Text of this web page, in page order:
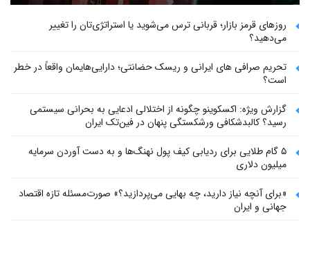
روزهای قرمز بازار؛ قربانی ترس می‌شوید یا استراتژی‌تان را تغییر
می‌دهید؟
تحریم صرافی های ایرانی و ریسک حضانتی؛ دارایی‌هایمان واقعاً در خطر
است؟
گزارش ویژه: اکسکوینو چگونه از اختلالی ادعایی به بحرانی سیستمی
رسید؟ کالبدشکافی ورشکستگی پنهان در فین‌تک ایران
۵ گام طلایی برای ردیابی کیف پول‌ نهنگ‌ها و به دست آوردن سرمایه
میلیون دلاری
«برای آنچه نیاز دارید، چه بهایی می‌پردازید؟» صورت‌مسئله تازه اقتصاد
جهانی و ایران